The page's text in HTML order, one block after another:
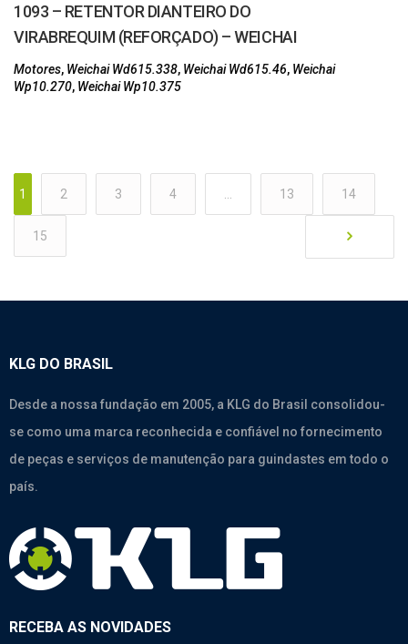
1093 – RETENTOR DIANTEIRO DO
VIRABREQUIM (REFORÇADO) – WEICHAI
Motores, Weichai Wd615.338, Weichai Wd615.46, Weichai
Wp10.270, Weichai Wp10.375
1 2 3 4 13 14
15
KLG DO BRASIL
Desde a nossa fundação em 2005, a KLG do Brasil consolidou-
se como uma marca reconhecida e confiável no fornecimento
de peças e serviços de manutenção para guindastes em todo o
país.
RECEBA AS NOVIDADES